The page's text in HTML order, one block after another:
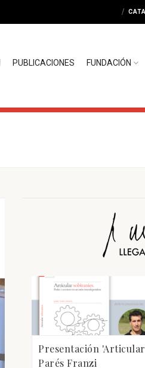
PUBLICACIONES FUNDACIÓN
Presentación
Parés Franzi